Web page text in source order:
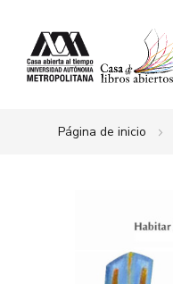
Página de inicio